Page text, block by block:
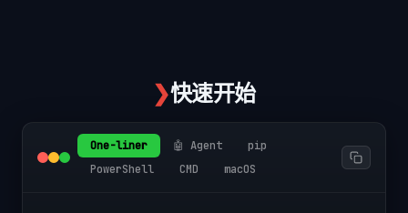
❯快速开始
One-liner 🤖 Agent
pip
PowerShell
CMD macOS